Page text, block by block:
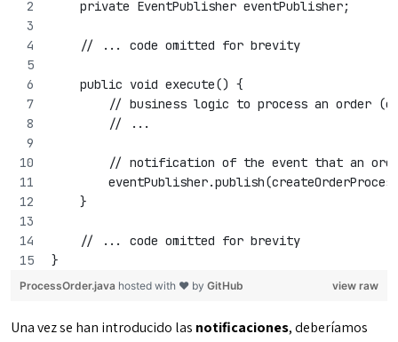
    private EventPublisher eventPublisher;
    // ... code omitted for brevity
    public void execute() {
// business logic to process an order
        // ...
// notification of the event that an
    }
    // ... code omitted for brevity
}
view raw
ProcessOrder.java hosted with ❤ by GitHub
Una vez se han introducido las notificaciones, deberíamos